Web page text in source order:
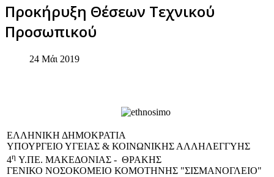
Προκήρυξη Θέσεων Τεχνικού
Προσωπικού
24 Μάι 2019
EΛΛΗΝΙΚΗ ΔΗΜΟΚΡΑΤΙΑ
ΥΠΟΥΡΓΕΙΟ ΥΓΕΙΑΣ & ΚΟΙΝΩΝΙΚΗΣ ΑΛΛΗΛΕΓΓΥΗΣ
4η Υ.ΠΕ. ΜΑΚΕΔΟΝΙΑΣ - ΘΡΑΚΗΣ
ΓΕΝΙΚΟ NΟΣΟΚΟΜΕΙΟ ΚΟΜΟΤΗΝΗΣ "ΣΙΣΜΑΝΟΓΛΕΙΟ"